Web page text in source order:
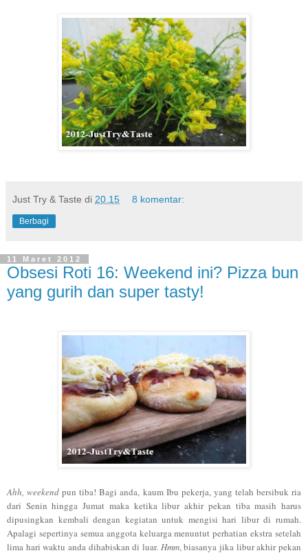
Just Try & Taste di 20.15 8 komentar:
Berbagi
11 Maret 2012
Obsesi Roti 16: Weekend ini? Pizza bun
yang gurih dan super tasty!
Ahh, weekend pun tiba! Bagi anda, kaum Ibu pekerja, yang telah bersibuk ria
dari Senin hingga Jumat maka ketika libur akhir pekan tiba masih harus
dipusingkan kembali dengan kegiatan untuk mengisi hari libur di rumah.
Apalagi sepertinya semua anggota keluarga menuntut perhatian ekstra setelah
lima hari waktu anda dihabiskan di luar. Hmm, biasanya jika libur akhir pekan